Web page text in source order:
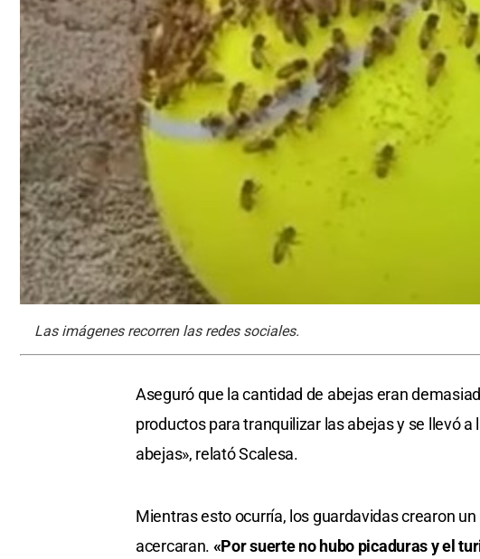
Las imágenes recorren las redes sociales.
Aseguró que la cantidad de abejas eran
productos para tranquilizar las abejas y se llevó
abejas», relató Scalesa.
Mientras esto ocurría, los guardavidas crearon
acercaran. «Por suerte no hubo picaduras y el